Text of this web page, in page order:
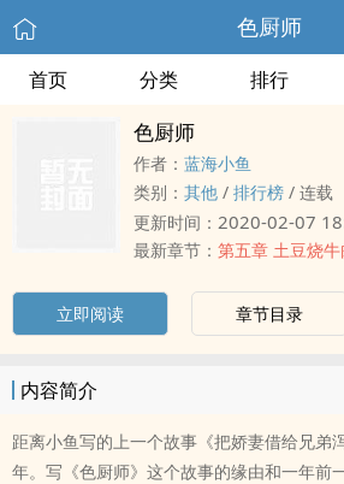
色厨师
首页 分类 排行
色厨师
作者： 蓝海小鱼
类别： 其他 / 排行榜 / 连载
更新时间： 2020-02-07
最新章节： 第五章 土豆烧牛
立即阅读 章节目录
内容简介
距离小鱼写的上一个故事《把娇妻借给兄弟
年。写《色厨师》这个故事的缘由和一年前